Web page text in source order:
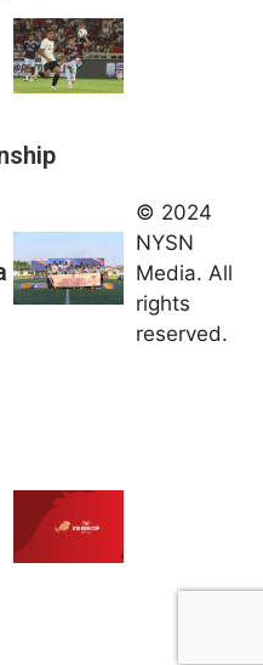
umum
Kejurnas
Panahan
Junior di
Kudus
grup
© 2024
NYSN
Media. All
rights
reserved.